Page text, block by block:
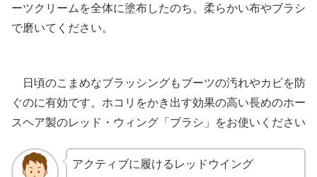
ーツクリームを全体に塗布したのち、柔らかい布やブラシ
で磨いてください。
日頃のこまめなブラッシングもブーツの汚れやカビを防
ぐのに有効です。ホコリをかき出す効果の高い長めのホー
スヘア製のレッド・ウィング「ブラシ」をお使いください
アクティブに履けるレッドウイング